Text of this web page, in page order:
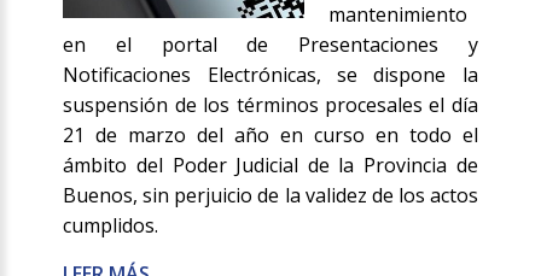
mantenimiento
en el portal de Presentaciones y
Notificaciones Electrónicas, se dispone la
suspensión de los términos procesales el día
21 de marzo del año en curso en todo el
ámbito del Poder Judicial de la Provincia de
Buenos, sin perjuicio de la validez de los actos
cumplidos.